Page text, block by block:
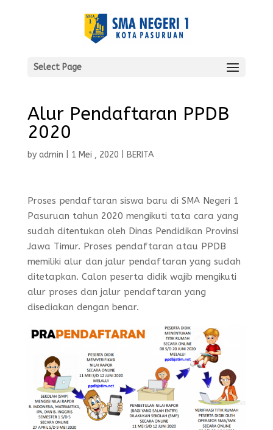
Select Page
Alur Pendaftaran PPDB
2020
by admin 1 Mei , 2020 BERITA
Proses pendaftaran siswa baru di SMA Negeri 1
Pasuruan tahun 2020 mengikuti tata cara yang
sudah ditentukan oleh Dinas Pendidikan Provinsi
Jawa Timur. Proses pendaftaran atau PPDB
memiliki alur dan jalur pendaftaran yang sudah
ditetapkan. Calon peserta didik wajib mengikuti
alur proses dan jalur pendaftaran yang
disediakan dengan benar.